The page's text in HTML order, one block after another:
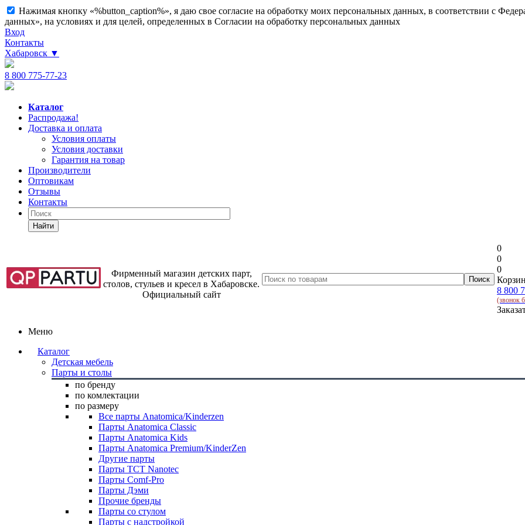
Нажимая кнопку «%button_caption%», я даю свое согласие на обработку моих персональных данных, в соответствии с
данных», на условиях и для целей, определенных в Согласии на обработку персональных данных
Вход
Контакты
Хабаровск ▼
8 800 775-77-23
Каталог
Распродажа!
Доставка и оплата
Условия оплаты
Условия доставки
Гарантия на товар
Производители
Оптовикам
Отзывы
Контакты
Найти
Фирменный магазин детских парт,
столов, стульев и кресел в Хабаровске.
Официальный сайт
0
0
0
8 800
(звонок
Меню
Каталог
Детская мебель
Парты и столы
по бренду
по комлектации
по размеру
Все парты Anatomica/Kinderzen
Парты Anatomica Classic
Парты Anatomica Kids
Парты Anatomica Premium/KinderZen
Другие парты
Парты TCT Nanotec
Парты Comf-Pro
Парты Дэми
Прочие бренды
Парты со стулом
Парты с надстройкой